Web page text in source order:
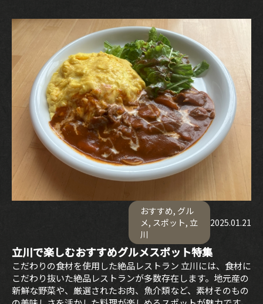
おすすめ, グル
メ, スポット, 立
川
2025.01.21
立川で楽しむおすすめグルメスポット特集
こだわりの食材を使用した絶品レストラン 立川には、食材に
こだわり抜いた絶品レストランが多数存在します。地元産の
新鮮な野菜や、厳選されたお肉、魚介類など、素材そのもの